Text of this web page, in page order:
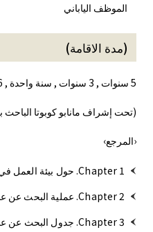
الموظف الياباني
(مدة الاقامة)
5 سنوات , 3 سنوات , سنة واحدة , 6 أشهر , 3 أشهر * قابلة للتجديد
(تحت إشراف مانابو كوبوتا الباحث
‹المرجع›
Chapter 1. حول بيئة العمل في اليابان
Chapter 2. عملية البحث عن عمل في اليابان
Chapter 3. جدول البحث عن عمل